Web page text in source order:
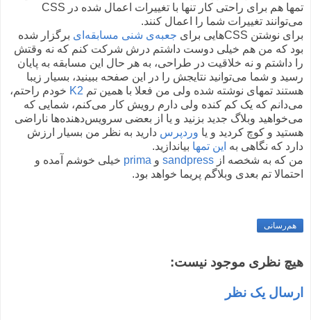
تمها هم برای راحتی کار تنها با تغییرات اعمال شده در CSS
می‌توانند تغییرات شما را اعمال کنند.
برای نوشتن CSSهایی برای
جعبه‌ی شنی مسابقه‌ای برگزار شده
بود که من هم خیلی دوست داشتم درش شرکت کنم که نه وقتش
را داشتم و نه خلاقیت در طراحی، به هر حال این مسابقه به پایان
رسید و شما می‌توانید نتایجش را در این صفحه ببینید، بسیار زیبا
هستند تمهای نوشته شده ولی من فعلا با همین تم K2 خودم راحتم،
می‌دانم که یک کم کنده ولی دارم رویش کار می‌کنم، شمایی که
می‌خواهید وبلاگ جدید بزنید و یا از بعضی سرویس‌دهنده‌ها ناراضی
هستید و کوچ کردید و یا وردپرس دارید به نظر من بسیار ارزش
دارد که نگاهی به این تمها بیاندازید.
من که به شخصه از sandpress و prima خیلی خوشم آمده و
احتمالا تم بعدی وبلاگم پریما خواهد بود.
هم‌رسانی
هیچ نظری موجود نیست:
ارسال یک نظر